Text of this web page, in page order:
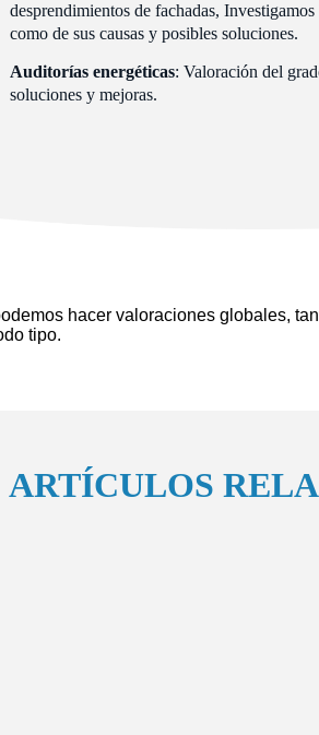
desprendimientos de fachadas,
como de sus causas y posibles soluciones.
Auditorías energéticas: Valoración del
soluciones y mejoras.
hacer valoraciones globales,
tipo.
ARTÍCULOS